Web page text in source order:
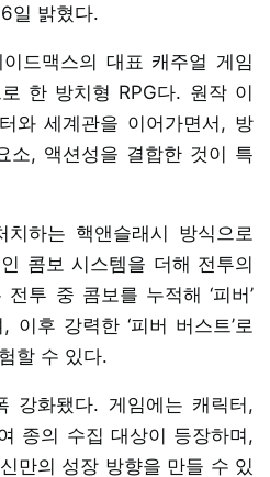
일 밝혔다.
이드맥스의 대표 캐주얼 게임
로 한 방치형 RPG다. 원작 이
와 세계관을 이어가면서, 방
소, 액션성을 결합한 것이 특
하는 핵앤슬래시 방식으로
콤보 시스템을 더해 전투의
투 중 콤보를 누적해 ‘피버’
이후 강력한 ‘피버 버스트’로
할 수 있다.
강화됐다. 게임에는 캐릭터,
종의 수집 대상이 등장하며,
만의 성장 방향을 만들 수 있